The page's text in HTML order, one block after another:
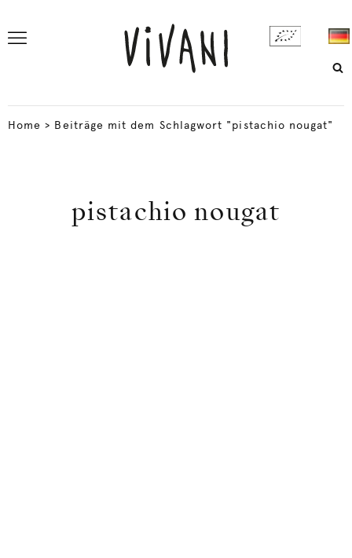
Home > Beiträge mit dem Schlagwort "pistachio nougat"
pistachio nougat